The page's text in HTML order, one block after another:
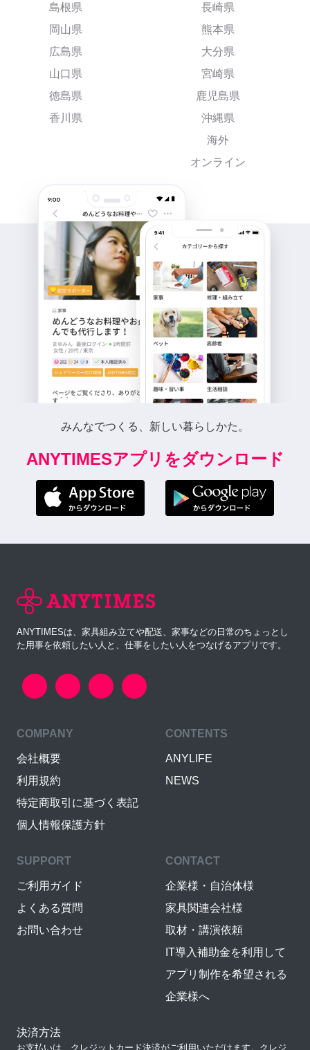
島根県
岡山県
広島県
山口県
徳島県
香川県
長崎県
熊本県
大分県
宮崎県
鹿児島県
沖縄県
海外
オンライン
みんなでつくる、新しい暮らしかた。
ANYTIMESアプリをダウンロード
ANYTIMESは、家具組み立てや配送、家事などの日常のちょっとし
た用事を依頼したい人と、仕事をしたい人をつなげるアプリです。
COMPANY
会社概要
利用規約
特定商取引に基づく表記
個人情報保護方針
CONTENTS
ANYLIFE
NEWS
SUPPORT
ご利用ガイド
よくある質問
お問い合わせ
CONTACT
企業様・自治体様
家具関連会社様
取材・講演依頼
IT導入補助金を利用して
アプリ制作を希望される
企業様へ
決済方法
お支払いは、クレジットカード決済がご利用いただけます。クレジ